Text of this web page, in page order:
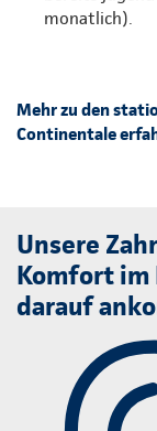
monatlich).
Mehr zu den
Continentale
Unsere
Komfort im
darauf